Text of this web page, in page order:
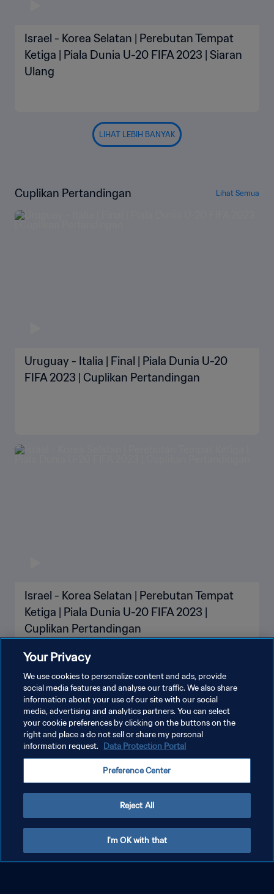
Israel - Korea Selatan | Perebutan Tempat
Ketiga | Piala Dunia U-20 FIFA 2023 | Siaran
Ulang
LIHAT LEBIH BANYAK
Cuplikan Pertandingan Lihat Semua
Uruguay - Italia | Final | Piala Dunia U-20
FIFA 2023 | Cuplikan Pertandingan
Israel - Korea Selatan | Perebutan Tempat
Ketiga | Piala Dunia U-20 FIFA 2023 |
Cuplikan Pertandingan
LIHAT LEBIH BANYAK
Your Privacy
We use cookies to personalize content and ads, provide
social media features and analyse our traffic. We also share
information about your use of our site with our social
media, advertising and analytics partners. You can select
your cookie preferences by clicking on the buttons on the
right and place a do not sell or share my personal
information request. Data Protection Portal
Preference Center
Reject All
I'm OK with that